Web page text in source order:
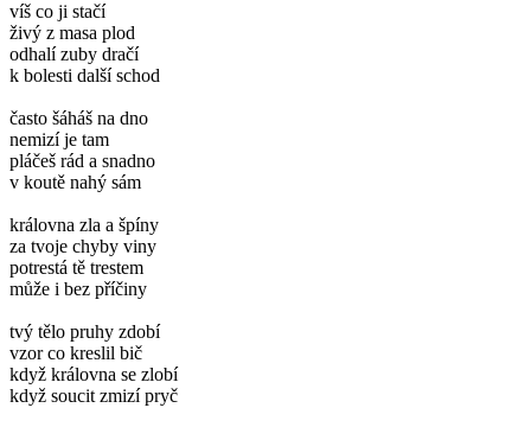
víš co ji stačí
živý z masa plod
odhalí zuby dračí
k bolesti další schod
často šáháš na dno
nemizí je tam
pláčeš rád a snadno
v koutě nahý sám
královna zla a špíny
za tvoje chyby viny
potrestá tě trestem
může i bez příčiny
tvý tělo pruhy zdobí
vzor co kreslil bič
když královna se zlobí
když soucit zmizí pryč